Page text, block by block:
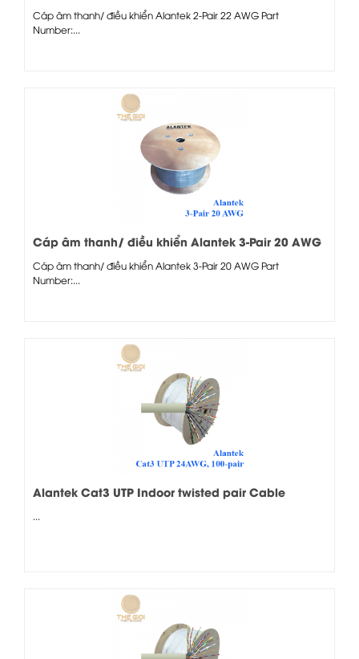
Cáp âm thanh/ điều khiển Alantek 2-Pair 22 AWG Part
Number:...
Cáp âm thanh/ điều khiển Alantek 3-Pair 20 AWG
Cáp âm thanh/ điều khiển Alantek 3-Pair 20 AWG Part
Number:...
Alantek Cat3 UTP Indoor twisted pair Cable
...